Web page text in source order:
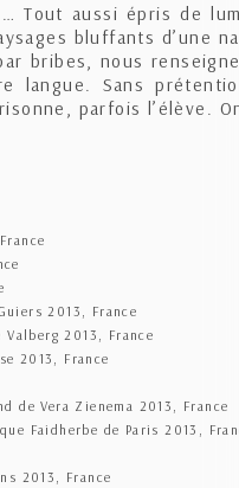
Tout aussi épris de
bluffants d’une
bribes, nous
langue. Sans
parfois l’élève.
2013, France
2013, France
2013, France
de Vera Zienema 2013, France
Faidherbe de Paris 2013,
2013, France